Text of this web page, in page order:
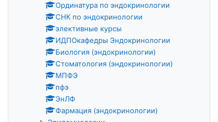
Ординатура по эндокринологии
СНК по эндокринологии
элективные курсы
ИДПОкафедры Эндокринологии
Биология (эндокринологии)
Стоматология (эндокринологии)
МПФЭ
пфэ
ЭнЛФ
Фармация (эндокринологии)